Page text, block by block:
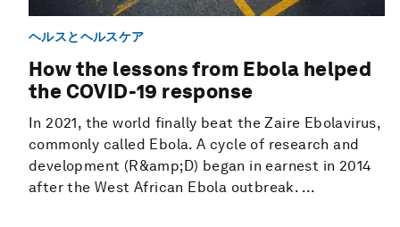
ヘルスとヘルスケア
How the lessons from Ebola helped
the COVID-19 response
In 2021, the world finally beat the Zaire Ebolavirus,
commonly called Ebola. A cycle of research and
development (R&amp;D) began in earnest in 2014
after the West African Ebola outbreak. ...